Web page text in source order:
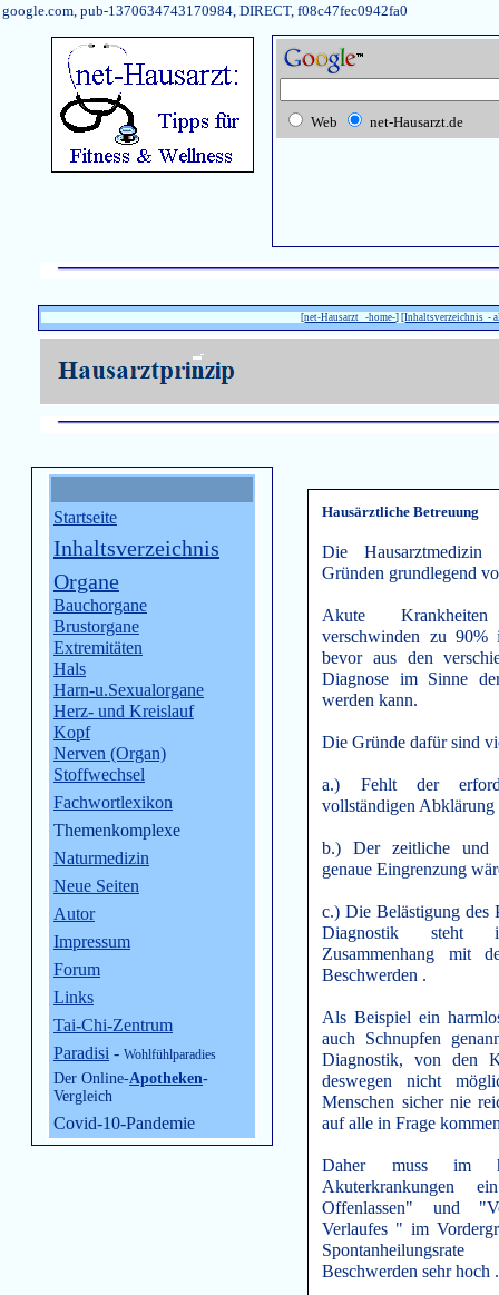
google.com, pub-1370634743170984, DIRECT, f08c47fec0942fa0
Web net-Hausarzt.de
[net-Hausarzt -home-] [Inhaltsverzeichnis -
Startseite
Inhaltsverzeichnis
Organe
Bauchorgane
Brustorgane
Extremitäten
Hals
Harn-u.Sexualorgane
Herz- und Kreislauf
Kopf
Nerven (Organ)
Stoffwechsel
Fachwortlexikon
Themenkomplexe
Naturmedizin
Neue Seiten
Autor
Impressum
Forum
Links
Tai-Chi-Zentrum
Paradisi - Wohlfühlparadies
Der Online-Apotheken-
Vergleich
Covid-10-Pandemie
Hausärztliche Betreuung
Die
Gründen grundlegend
Akute
verschwinden zu 90%
bevor aus den
Diagnose im Sinne
werden kann.
Die Gründe dafür sind
a.) Fehlt der
vollständigen Abklärung
b.) Der zeitliche und
genaue Eingrenzung
c.) Die Belästigung des
Diagnostik steht
Zusammenhang mit
Beschwerden .
Als Beispiel ein
auch Schnupfen
Diagnostik, von den
deswegen nicht
Menschen sicher nie
auf alle in Frage
Daher muss im
Akuterkrankungen
Offenlassen" und
Verlaufes " im
Beschwerden sehr hoch .